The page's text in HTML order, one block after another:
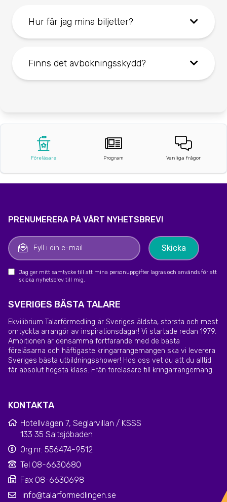
Föreläsare Program Vanliga frågor
Hur får jag mina biljetter?
Finns det avbokningsskydd?
KONTAKTA
Hotellvägen 7, Seglarvillan / KSSS
133 35 Saltsjöbaden
Org.nr: 556474-9512
Tel 08-6630680
Fax 08-6630698
info@talarformedlingen.se
SVERIGES BÄSTA TALARE
Ekvilibrium Talarförmedling är Sveriges äldsta, största och mest
omtyckta arrangör av inspirationsdagar! Vi startade redan 1979.
Ambitionen är densamma fortfarande med de bästa
föreläsarna och häftigaste kringarrangemangen ska vi leverera
Sveriges bästa utbildningsshower! Hos oss vet du att du alltid
får absolut högsta klass. Från föreläsare till kringarrangemang.
PRENUMERERA PÅ VÅRT NYHETSBREV!
Jag ger mitt samtycke till att mina personuppgifter lagras och används för att
skicka nyhetsbrev till mig.